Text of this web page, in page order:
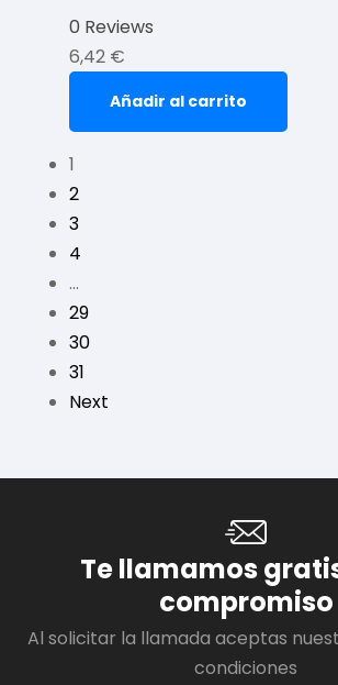
0 Reviews
6,42 €
Añadir al carrito
1
2
3
4
…
29
30
31
Next
Te llamamos
compromiso
Al solicitar la llamada aceptas
condiciones